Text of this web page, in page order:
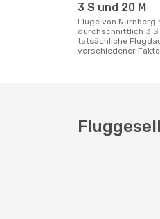
3 S und 20 M
Flüge von Nürnberg nach Sibiu dauern
durchschnittlich 3 S
tatsächliche
verschiedener